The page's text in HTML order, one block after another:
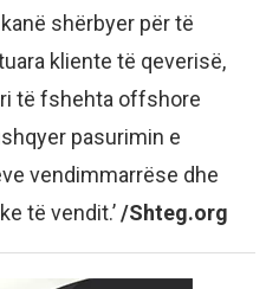
shërbyer për të
kliente të qeverisë,
të fshehta offshore
pasurimin e
vendimmarrëse dhe
të vendit.’/Shteg.org